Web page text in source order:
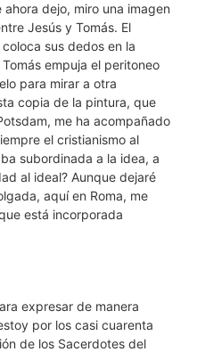
dejo, miro una imagen
Jesús y Tomás. El
sus dedos en la
empuja el peritoneo
para mirar a otra
copia de la pintura, que
me ha acompañado
el cristianismo al
subordinada a la idea, a
al ideal? Aunque dejaré
aquí en Roma, me
está incorporada
expresar de manera
por los casi cuarenta
de los Sacerdotes del